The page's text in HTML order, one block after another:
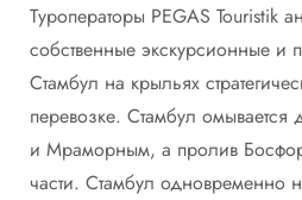
Туроператоры PEGAS Touristik
собственные экскурсионные и
Стамбул на крыльях
перевозке. Стамбул
и Мраморным, а пролив
части. Стамбул одновременно